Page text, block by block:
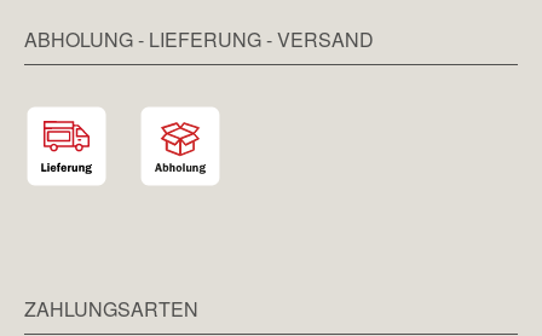
ABHOLUNG - LIEFERUNG - VERSAND
ZAHLUNGSARTEN